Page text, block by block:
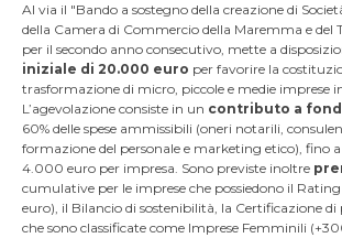
Al via il "Bando a sostegno della creazione di
della Camera di Commercio della Maremma e del
per il secondo anno consecutivo, mette a
iniziale di 20.000 euro per favorire la
trasformazione di micro, piccole e medie imprese
L’agevolazione consiste in un contributo a
60% delle spese ammissibili (oneri notarili,
formazione del personale e marketing etico), fino
4.000 euro per impresa. Sono previste inoltre
cumulative per le imprese che possiedono il
euro), il Bilancio di sostenibilità, la Certificazione di
che sono classificate come Imprese Femminili